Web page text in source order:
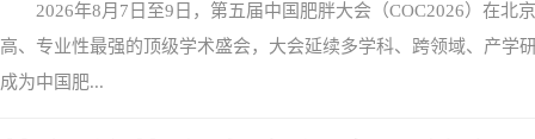
2026年8月7日至9日，第五届中国肥胖大会（COC2026）在
高、专业性最强的顶级学术盛会，大会延续多学科、跨领域、产学
成为中国肥...